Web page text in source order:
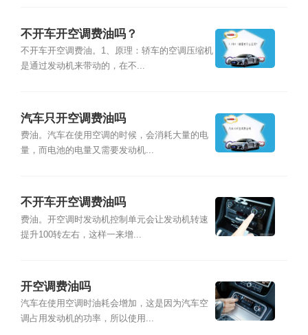
不开车开空调费油吗？
不开车开空调费油。1、原理：轿车的空调压缩机
是通过发动机来带动的，在不...
汽车只开空调费油吗
费油。汽车在使用空调的时候，会消耗大量的电
量，而电池的电量又需要发动机...
不开车开空调费油吗
费油。开空调时发动机控制单元会让发动机转速
提升100转左右，这样一来增...
开空调费油吗
汽车在使用空调时油耗会增加，这是因为汽车空
调占用发动机的功率，所以使用...